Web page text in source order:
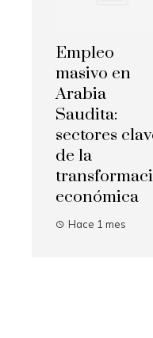
Empleo
masivo en
Arabia
Saudita:
sectores
de la
económica
Hace 1 mes